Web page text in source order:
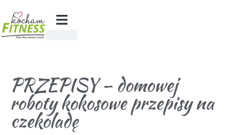
PRZEPISY – domowej
roboty kokosowe przepisy na
czekoladę